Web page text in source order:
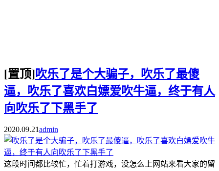
[置顶]吹乐了是个大骗子，吹乐了最傻
逼，吹乐了喜欢白嫖爱吹牛逼，终于有人
向吹乐了下黑手了
2020.09.21admin
这段时间都比较忙，忙着打游戏，没怎么上网站来看大家的留